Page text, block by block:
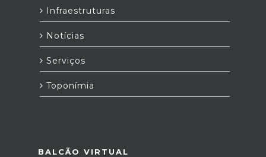
Infraestruturas
Notícias
Serviços
Toponímia
BALCÃO VIRTUAL